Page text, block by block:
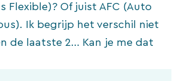
Flexible)? Of juist AFC (Auto
Ik begrijp het verschil niet
de laatste 2… Kan je me dat